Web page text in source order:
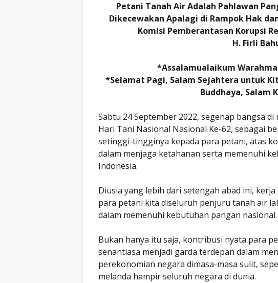
Petani Tanah Air Adalah Pahlawan
Dikecewakan Apalagi di Rampok Hak
Komisi Pemberantasan Korupsi
H. Firli
*Assalamualaikum
*Selamat Pagi, Salam Sejahtera untuk
Buddhaya, Salam
Sabtu 24 September 2022, segenap bangsa
Hari Tani Nasional Nasional Ke-62, sebagai
setinggi-tingginya kepada para petani, atas
dalam menjaga ketahanan serta memenuhi
Indonesia.
Diusia yang lebih dari setengah abad ini,
para petani kita diseluruh penjuru tanah air
dalam memenuhi kebutuhan pangan nasional.
Bukan hanya itu saja, kontribusi nyata para
senantiasa menjadi garda terdepan dalam
perekonomian negara dimasa-masa sulit,
melanda hampir seluruh negara di dunia.